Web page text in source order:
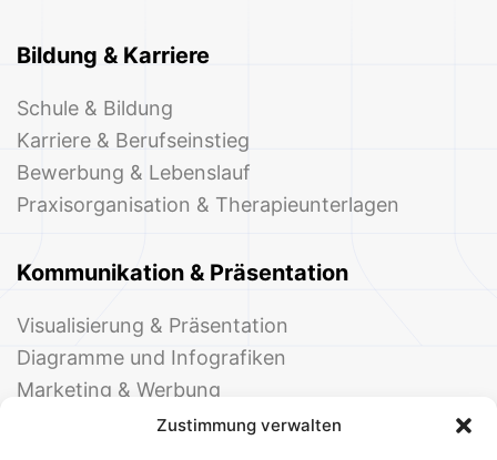
Zustimmung verwalten
Bildung & Karriere
Schule & Bildung
Karriere & Berufseinstieg
Bewerbung & Lebenslauf
Praxisorganisation & Therapieunterlagen
Kommunikation & Präsentation
Visualisierung & Präsentation
Diagramme und Infografiken
Marketing & Werbung
Events & Einladungen